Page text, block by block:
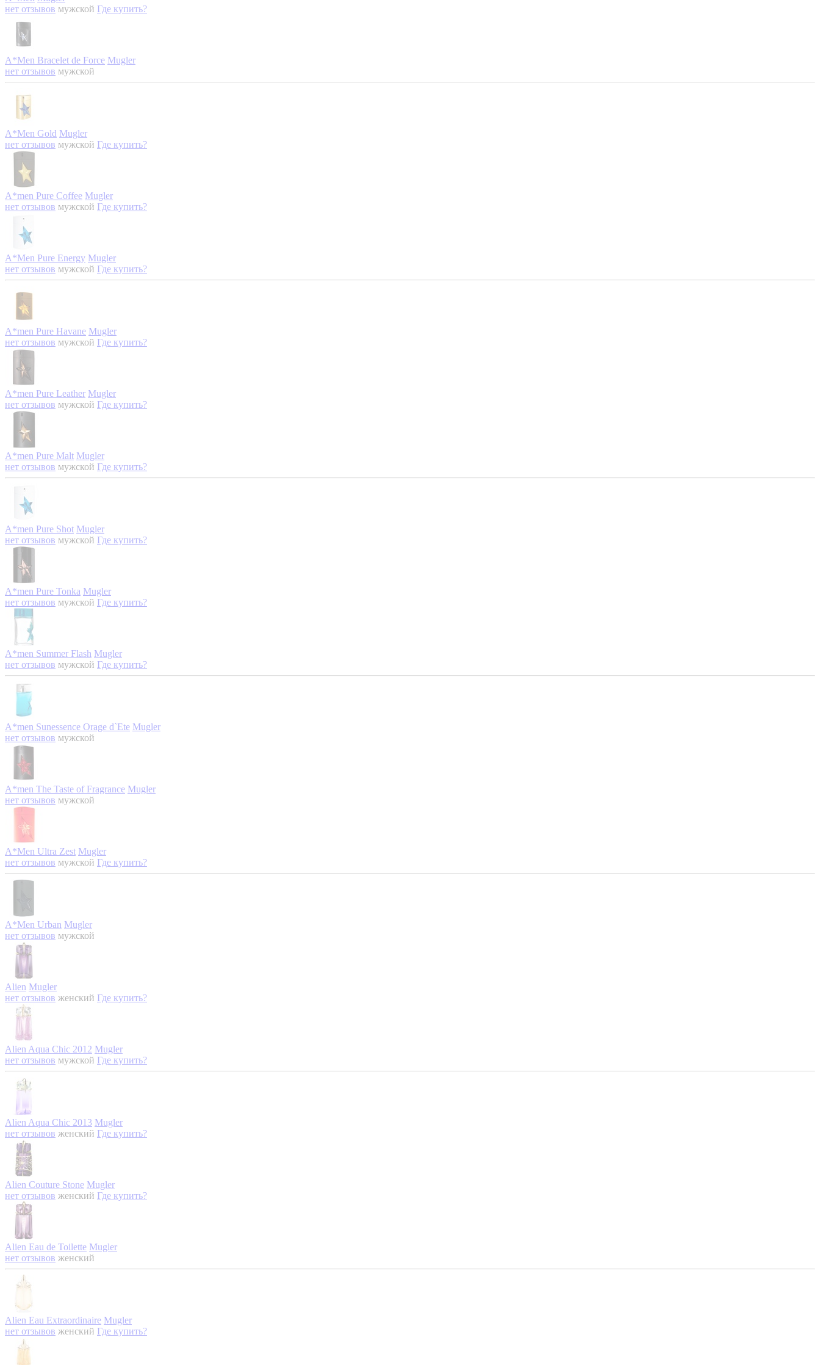
нет отзывов мужской Где купить?
A*Men Bracelet de Force Mugler
нет отзывов мужской
A*Men Gold Mugler
нет отзывов мужской Где купить?
A*men Pure Coffee Mugler
нет отзывов мужской Где купить?
A*Men Pure Energy Mugler
нет отзывов мужской Где купить?
A*men Pure Havane Mugler
нет отзывов мужской Где купить?
A*men Pure Leather Mugler
нет отзывов мужской Где купить?
A*men Pure Malt Mugler
нет отзывов мужской Где купить?
A*men Pure Shot Mugler
нет отзывов мужской Где купить?
A*men Pure Tonka Mugler
нет отзывов мужской Где купить?
A*men Summer Flash Mugler
нет отзывов мужской Где купить?
A*men Sunessence Orage d`Ete Mugler
нет отзывов мужской
A*men The Taste of Fragrance Mugler
нет отзывов мужской
A*Men Ultra Zest Mugler
нет отзывов мужской Где купить?
A*Men Urban Mugler
нет отзывов мужской
Alien Mugler
нет отзывов женский Где купить?
Alien Aqua Chic 2012 Mugler
нет отзывов мужской Где купить?
Alien Aqua Chic 2013 Mugler
нет отзывов женский Где купить?
Alien Couture Stone Mugler
нет отзывов женский Где купить?
Alien Eau de Toilette Mugler
нет отзывов женский
Alien Eau Extraordinaire Mugler
нет отзывов женский Где купить?